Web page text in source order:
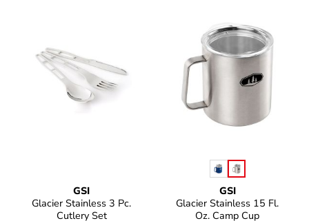
GSI
Glacier Stainless 3 Pc.
Cutlery Set
GSI
Glacier Stainless 15 Fl.
Oz. Camp Cup
auswählen